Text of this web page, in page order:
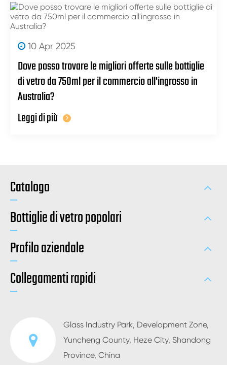
10 Apr 2025
Dove posso trovare le migliori offerte sulle bottiglie
di vetro da 750ml per il commercio all'ingrosso in
Australia?
Leggi di più
Catalogo
Bottiglie di vetro popolari
Profilo aziendale
Collegamenti rapidi
Glass Industry Park, Development Zone,
Yuncheng County, Heze City, Shandong
Province, China